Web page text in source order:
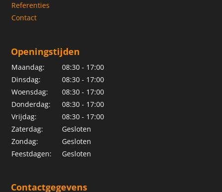
Referenties
Contact
Openingstijden
Maandag:
08:30 - 17:00
Dinsdag:
08:30 - 17:00
Woensdag:
08:30 - 17:00
Donderdag:
08:30 - 17:00
Vrijdag:
08:30 - 17:00
Zaterdag:
Gesloten
Zondag:
Gesloten
Feestdagen:
Gesloten
Contactgegevens